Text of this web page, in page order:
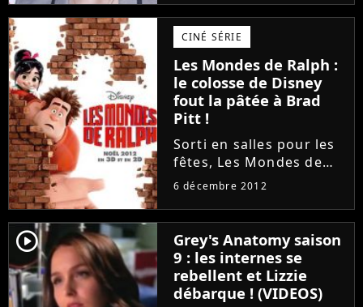
monde aimerait savoir
si oui ou non le
chanteur des One
Direction et l'interprète
de "Red" sont
ensemble....
CINÉ SÉRIE
Les Mondes de Ralph :
le colosse de Disney
fout la pâtée à Brad
Pitt !
Sorti en salles pour les
fêtes, Les Mondes de
Ralph casse déjà la
Grâce à sa bande-
annonce geek et
blufflante, le dernier
Disney a en effet attiré
plus de 2 000...
6 décembre 2012
player2
Grey's Anatomy saison
9 : les internes se
rebellent et Lizzie
débarque ! (VIDEOS)